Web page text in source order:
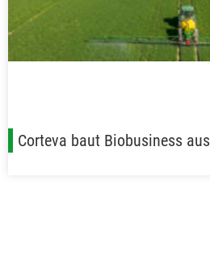
Corteva baut Biobusiness aus